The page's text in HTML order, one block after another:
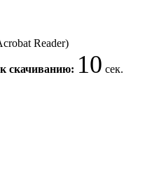
Reader)
скачиванию: 10 сек.